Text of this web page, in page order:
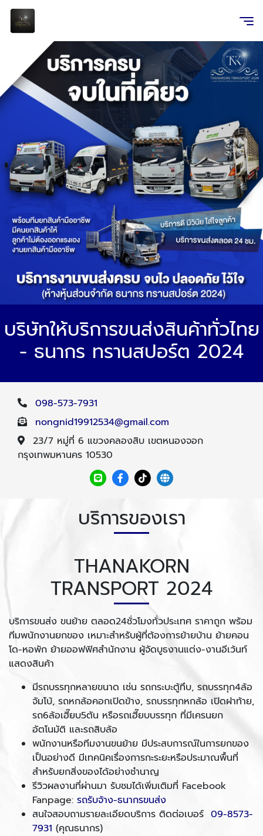
บริษัทให้บริการขนส่งสินค้าทั่วไทย
- ธนากร ทรานสปอร์ต 2024
098-573-7931
nongnid19912534@gmail.com
23/7 หมู่ที่ 6 แขวงคลองสิบ เขตหนองจอก
กรุงเทพมหานคร 10530
บริการของเรา
THANAKORN
TRANSPORT 2024
บริการขนส่ง ขนย้าย ตลอด24ชั่วโมงทั่วประเทศ ราคาถูก พร้อม
ทีมพนักงานยกของ เหมาะสำหรับผู้ที่ต้องการย้ายบ้าน ย้ายคอน
โด-หอพัก ย้ายออฟฟิศสำนักงาน ผู้จัดบูธงานแต่ง-งานอีเว้นท์
แสดงสินค้า
มีรถบรรทุกหลายขนาด เช่น รถกระบะตู้ทึบ, รถบรรทุก4ล้อ
จัมโบ้, รถหกล้อคอกเปิดข้าง, รถบรรทุกหกล้อ เปิดฝาท้าย,
รถ6ล้อเฮี๊ยบ5ตัน หรือรถเฮี๊ยบบรรทุก ที่มีเครนยก
อัตโนมัติ และรถสิบล้อ
พนักงานหรือทีมงานขนย้าย มีประสบการณ์ในการยกของ
เป็นอย่างดี มีเทคนิคเรื่องการกะระยะหรือประมาณพื้นที่
สำหรับยกสิ่งของได้อย่างชำนาญ
รีวิวผลงานที่ผ่านมา รับชมได้เพิ่มเติมที่ Facebook
Fanpage: รถรับจ้าง-ธนากรขนส่ง
สนใจสอบถามรายละเอียดบริการ ติดต่อเบอร์ 09-8573-
7931 (คุณธนากร)